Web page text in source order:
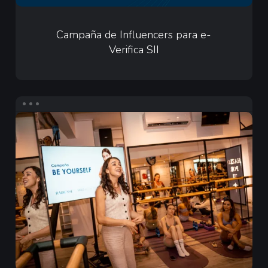
de
Influencers
SII
Campaña de Influencers para e-
Verifica SII
Infuencers
para
Merz
Aesthetics